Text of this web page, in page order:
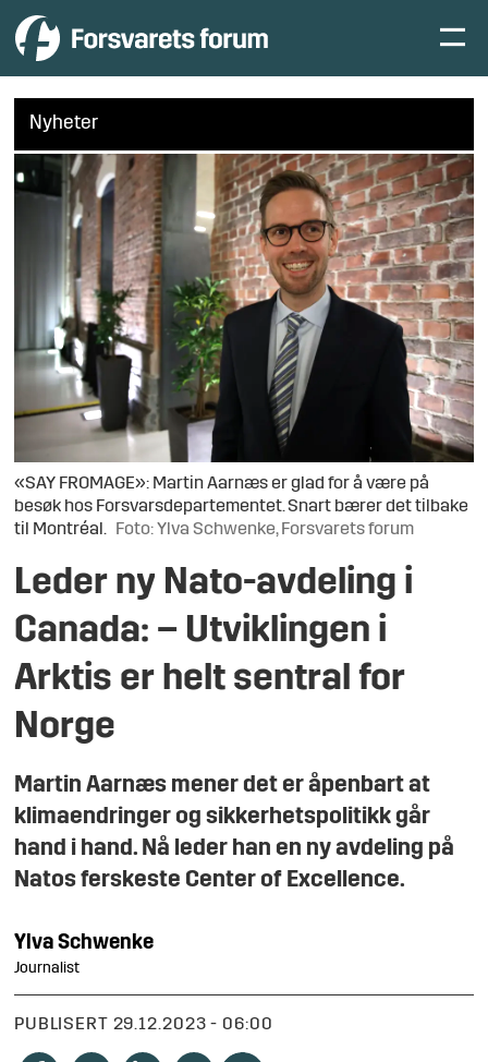
Nyheter
«SAY FROMAGE»: Martin Aarnæs er glad for å være på
besøk hos Forsvarsdepartementet. Snart bærer det tilbake
til Montréal.
Foto: Ylva Schwenke, Forsvarets forum
Leder ny Nato-avdeling i
Canada: – Utviklingen i
Arktis er helt sentral for
Norge
Martin Aarnæs mener det er åpenbart at
klimaendringer og sikkerhetspolitikk går
hand i hand. Nå leder han en ny avdeling på
Natos ferskeste Center of Excellence.
Ylva Schwenke
Journalist
PUBLISERT 29.12.2023 - 06:00